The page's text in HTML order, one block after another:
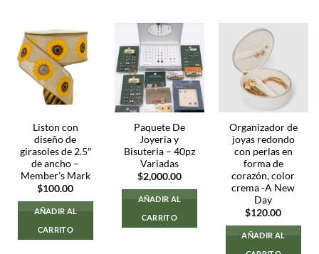
Liston con
diseño de
girasoles de 2.5″
de ancho –
Member’s Mark
$100.00
AÑADIR AL
CARRITO
Paquete De
Joyeria y
Bisuteria – 40pz
Variadas
$2,000.00
AÑADIR AL
CARRITO
Organizador de
joyas redondo
con perlas en
forma de
corazón, color
crema -A New
Day
$120.00
AÑADIR AL